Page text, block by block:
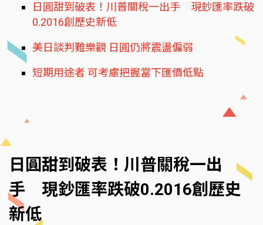
日圓甜到破表！川普關稅一出手 現鈔匯率跌破
0.2016創歷史新低
美日談判難樂觀 日圓仍將震盪偏弱
短期用途者 可考慮把握當下匯價低點
日圓甜到破表！川普關稅一出
手 現鈔匯率跌破0.2016創歷史
新低